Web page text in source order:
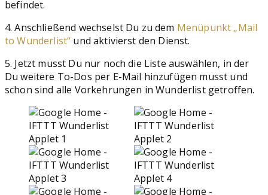
befindet.
4. Anschließend wechselst Du zu dem Menüpunkt „Mail
to Wunderlist“ und aktivierst den Dienst.
5. Jetzt musst Du nur noch die Liste auswählen, in der
Du weitere To-Dos per E-Mail hinzufügen musst und
schon sind alle Vorkehrungen in Wunderlist getroffen.